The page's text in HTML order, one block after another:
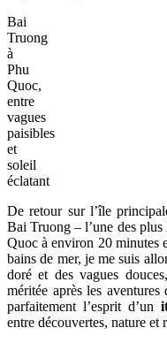
Bai
Truong
à
Phu
Quoc,
entre
vagues
paisibles
et
soleil
éclatant
De retour sur l’île
Bai Truong – l’une des plus
Quoc à environ 20 minutes
bains de mer, je me suis
doré et des vagues
méritée après les
parfaitement l’esprit d’un
entre découvertes, nature et